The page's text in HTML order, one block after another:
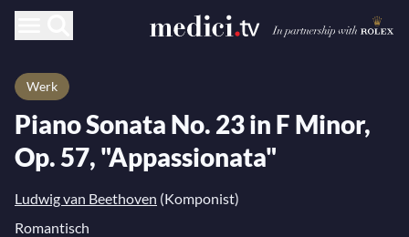
Werk
Piano Sonata No. 23 in F Minor,
Op. 57, "Appassionata"
Ludwig van Beethoven (Komponist)
Romantisch